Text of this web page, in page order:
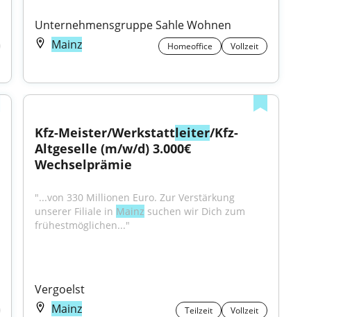
Unternehmensgruppe Sahle Wohnen
Mainz
Homeoffice Vollzeit
Kfz-Meister/Werkstattleiter/Kfz-
Altgeselle (m/w/d) 3.000€
Wechselprämie
"...von 330 Millionen Euro. Zur Verstärkung
unserer Filiale in Mainz suchen wir Dich zum
frühestmöglichen..."
Vergoelst
Mainz
Teilzeit Vollzeit